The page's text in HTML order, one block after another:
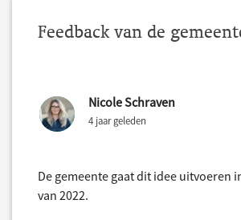
Feedback van de
Nicole Schraven
4 jaar geleden
De gemeente gaat dit idee uitvoeren
van 2022.